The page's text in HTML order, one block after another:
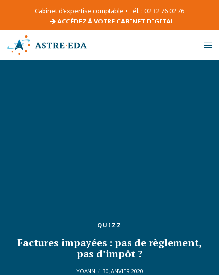
Cabinet d’expertise comptable • Tél. : 02 32 76 02 76
ACCÉDEZ À VOTRE CABINET DIGITAL
QUIZZ
Factures impayées : pas de règlement,
pas d’impôt ?
YOANN 30 JANVIER 2020